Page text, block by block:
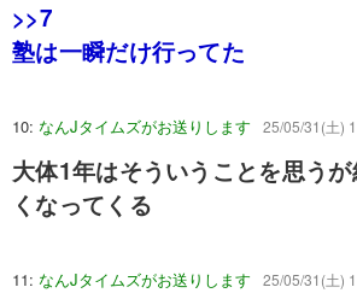
>>7
塾は一瞬だけ行ってた
10: なんJタイムズがお送りします 25/05/31(土)
大体1年はそういうことを思う
くなってくる
11: なんJタイムズがお送りします 25/05/31(土)